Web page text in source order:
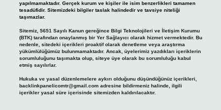
yapılmamaktadır. Gerçek kurum ve kişiler ile isim benzerlikleri tamamen
tesadüfidir. Sitemizdeki bilgiler taslak halindedir ve tavsiye niteliği
taşımazlar.
Sitemiz, 5651 Sayılı Kanun gereğince Bilgi Teknolojileri ve İletişim Kurumu
(BTK) tarafından onaylanmış bir Yer Sağlayıcı olarak hizmet vermektedir. Bu
nedenle, sitedeki içerikleri proaktif olarak denetleme veya araştırma
yükümlülüğümüz bulunmamaktadır. Ancak, üyelerimiz yazdıkları içeriklerin
sorumluluğunu taşımakta olup, siteye üye olarak bu sorumluluğu kabul
etmiş sayılırlar.
Hukuka ve yasal düzenlemelere aykırı olduğunu düşündüğünüz içerikleri,
backlinkpanelicomtr@gmail.comadresine bildirmeniz halinde, ilgili
içerikler yasal süre içerisinde sitemizden kaldırılacaktır.